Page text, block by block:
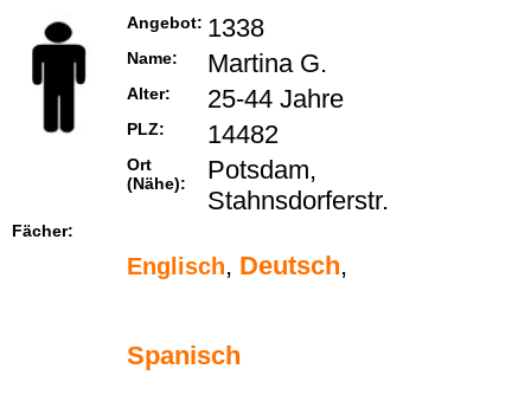
Angebot: 1338
Name: Martina G.
Alter: 25-44 Jahre
PLZ: 14482
Ort
(Nähe):
Potsdam,
Stahnsdorferstr.
Fächer:
Englisch, Deutsch,
Spanisch